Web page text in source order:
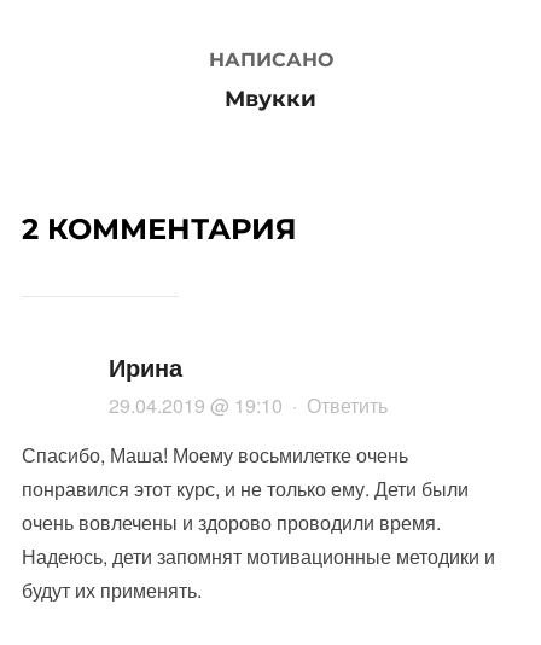
НАПИСАНО
Мвукки
2 КОММЕНТАРИЯ
Ирина
29.04.2019 @ 19:10 · Ответить
Спасибо, Маша! Моему восьмилетке очень
понравился этот курс, и не только ему. Дети были
очень вовлечены и здорово проводили время.
Надеюсь, дети запомнят мотивационные методики и
будут их применять.